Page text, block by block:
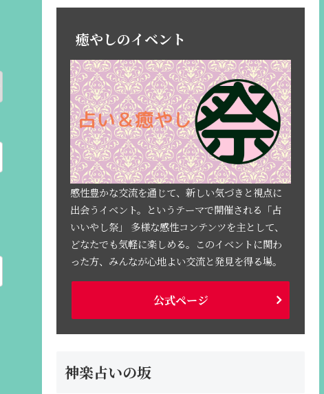
癒やしのイベント
感性豊かな交流を通じて、新しい気づきと視点に
出会うイベント。というテーマで開催される「占
いいやし祭」 多様な感性コンテンツを主として、
どなたでも気軽に楽しめる。このイベントに関わ
った方、みんなが心地よい交流と発見を得る場。
公式ページ
神楽占いの坂